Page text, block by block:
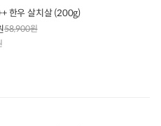
한우 살치살 (200g)
58,900원